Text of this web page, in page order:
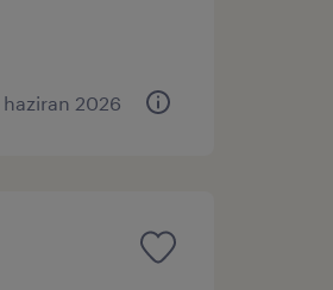
haziran 2026